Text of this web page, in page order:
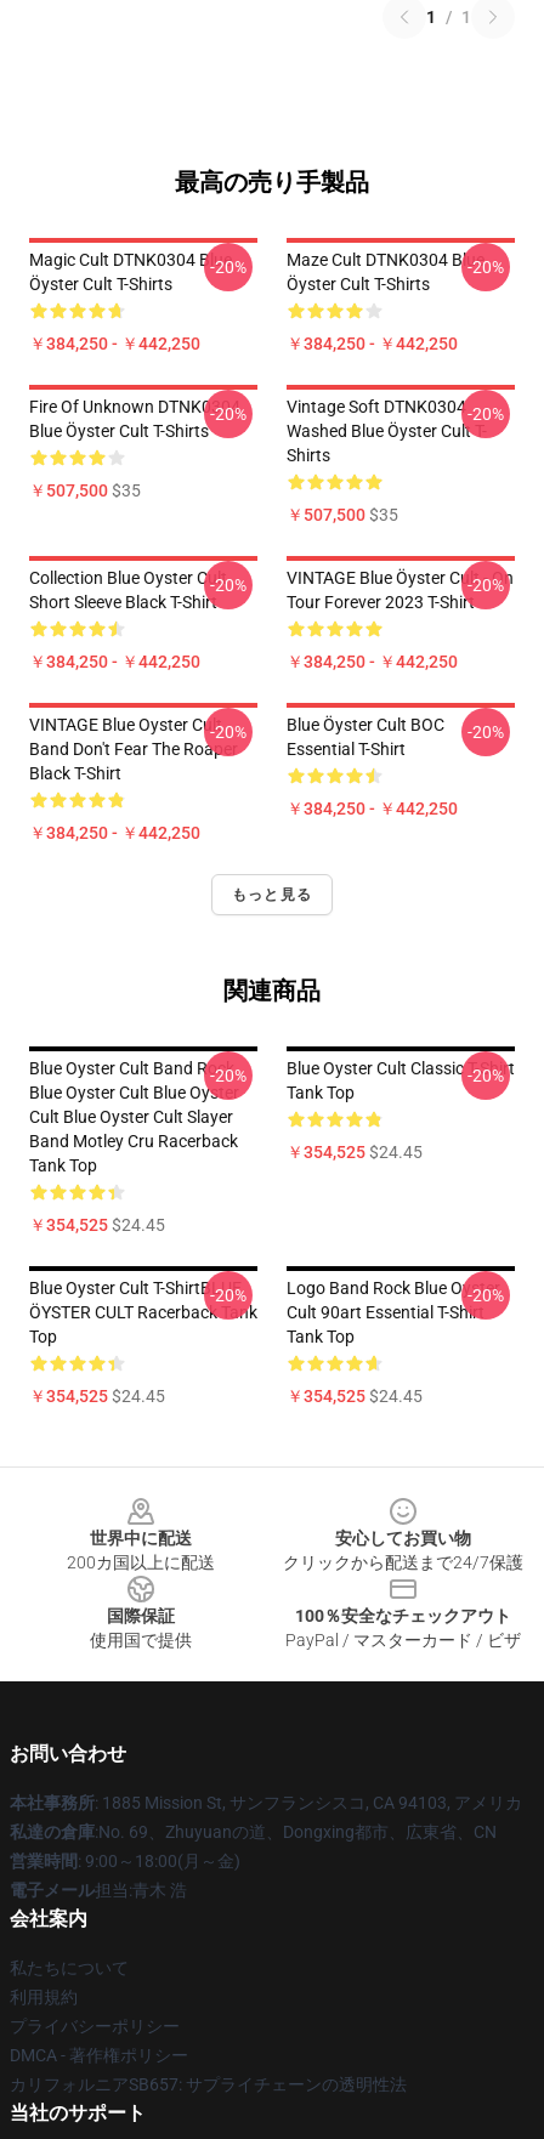
1 / 1
最高の売り手製品
Magic Cult DTNK0304 Blue
Öyster Cult T-Shirts
￥384,250 - ￥442,250
-20%
Maze Cult DTNK0304 Blue
Öyster Cult T-Shirts
￥384,250 - ￥442,250
-20%
Fire Of Unknown DTNK0304
Blue Öyster Cult T-Shirts
￥507,500$35
-20%
Vintage Soft DTNK0304
Washed Blue Öyster Cult T-
Shirts
￥507,500$35
-20%
Collection Blue Oyster Cult
Short Sleeve Black T-Shirt
￥384,250 - ￥442,250
-20%
VINTAGE Blue Öyster Cult - On
Tour Forever 2023 T-Shirt
￥384,250 - ￥442,250
-20%
VINTAGE Blue Oyster Cult
Band Don't Fear The Roaper
Black T-Shirt
￥384,250 - ￥442,250
-20%
Blue Öyster Cult BOC
Essential T-Shirt
￥384,250 - ￥442,250
-20%
もっと見る
関連商品
Blue Oyster Cult Band Rock
Blue Oyster Cult Blue Oyster
Cult Blue Oyster Cult Slayer
Band Motley Cru Racerback
Tank Top
￥354,525$24.45
-20%
Blue Oyster Cult Classic T-Shirt
Tank Top
￥354,525$24.45
-20%
Blue Oyster Cult T-ShirtBLUE
ÖYSTER CULT Racerback Tank
Top
￥354,525$24.45
-20%
Logo Band Rock Blue Oyster
Cult 90art Essential T-Shirt
Tank Top
￥354,525$24.45
-20%
世界中に配送
200カ国以上に配送
安心してお買い物
クリックから配送まで24/7保護
国際保証
使用国で提供
100％安全なチェックアウト
PayPal / マスターカード / ビザ
お問い合わせ
本社事務所: 1885 Mission St, サンフランシスコ, CA 94103, アメリカ
私達の倉庫:No. 69、Zhuyuanの道、Dongxing都市、広東省、CN
営業時間: 9:00～18:00(月～金)
電子メール担当:青木 浩
会社案内
私たちについて
利用規約
プライバシーポリシー
DMCA - 著作権ポリシー
カリフォルニアSB657: サプライチェーンの透明性法
当社のサポート